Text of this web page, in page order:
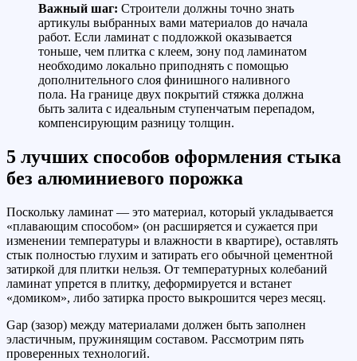
Важный шаг: Строители должны точно знать
артикулы выбранных вами материалов до начала
работ. Если ламинат с подложкой оказывается
тоньше, чем плитка с клеем, зону под ламинатом
необходимо локально приподнять с помощью
дополнительного слоя финишного наливного
пола. На границе двух покрытий стяжка должна
быть залита с идеальным ступенчатым перепадом,
компенсирующим разницу толщин.
5 лучших способов оформления стыка
без алюминиевого порожка
Поскольку ламинат — это материал, который укладывается
«плавающим способом» (он расширяется и сужается при
изменении температуры и влажности в квартире), оставлять
стык полностью глухим и затирать его обычной цементной
затиркой для плитки нельзя. От температурных колебаний
ламинат упрется в плитку, деформируется и встанет
«домиком», либо затирка просто выкрошится через месяц.
Gap (зазор) между материалами должен быть заполнен
эластичным, пружинящим составом. Рассмотрим пять
проверенных технологий.